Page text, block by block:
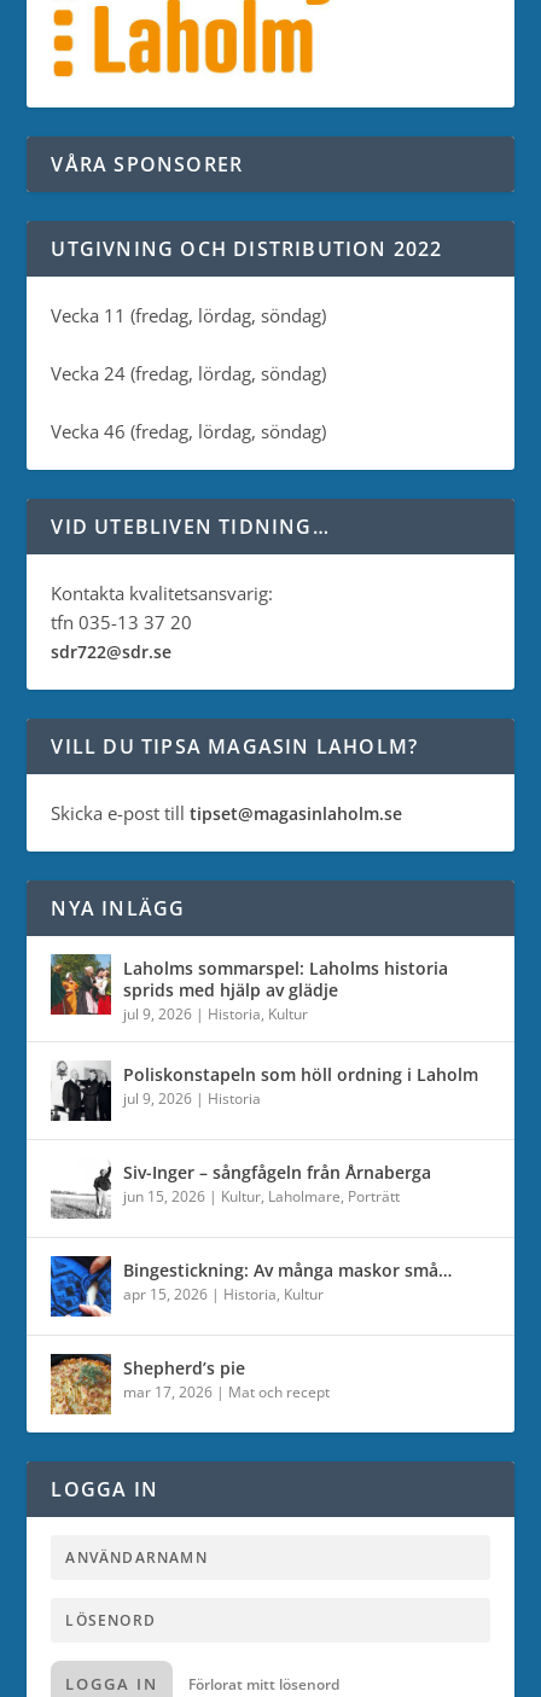
VÅRA SPONSORER
UTGIVNING OCH DISTRIBUTION 2022
Vecka 11 (fredag, lördag, söndag)
Vecka 24 (fredag, lördag, söndag)
Vecka 46 (fredag, lördag, söndag)
VID UTEBLIVEN TIDNING…
Kontakta kvalitetsansvarig:
tfn 035-13 37 20
sdr722@sdr.se
VILL DU TIPSA MAGASIN LAHOLM?
Skicka e-post tilltipset@magasinlaholm.se
NYA INLÄGG
Laholms sommarspel: Laholms historia
sprids med hjälp av glädje
jul 9, 2026 | Historia, Kultur
Poliskonstapeln som höll ordning i Laholm
jul 9, 2026 | Historia
Siv-Inger – sångfågeln från Årnaberga
jun 15, 2026 | Kultur, Laholmare, Porträtt
Bingestickning: Av många maskor små…
apr 15, 2026 | Historia, Kultur
Shepherd’s pie
mar 17, 2026 | Mat och recept
LOGGA IN
LOGGA IN Förlorat mitt lösenord